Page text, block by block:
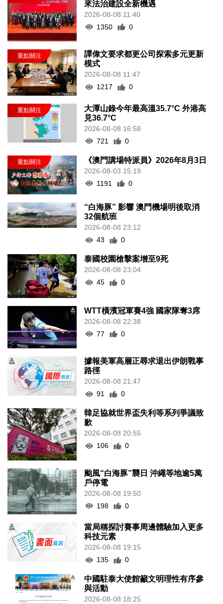
來法治建設全新機遇
2026-08-08 11:40
1350
0
譚偉文要求都更公司探索多元更新
模式
2026-08-08 11:47
1217
0
大潭山錄今年最高溫35.7°C 外港高
見36.7°C
2026-08-08 16:58
721
0
《澳門講場特派員》2026年8月3日
2026-08-03 15:19
1191
0
“白海豚” 影響 澳門機場明後取消
32個航班
2026-08-08 23:12
43
0
泰國校園槍擊案增至9死
2026-08-08 23:04
45
0
WTT橫濱冠軍賽4強 國家隊奪3席
2026-08-08 22:38
77
0
據報美軍高層正尋求退出伊朗戰事
路徑
2026-08-08 21:47
91
0
韓足協就世界盃失利等系列爭議致
歉
2026-08-08 20:55
106
0
颱風“白海豚”襲日 沖繩等地逾5萬
戶停電
2026-08-08 19:50
198
0
當局稱探討賽事周邊體驗加入更多
科技元素
2026-08-08 19:15
135
0
中國駐泰大使館籲文明理性有序參
與活動
2026-08-08 18:25